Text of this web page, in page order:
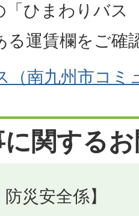
「ひまわりバス
る運賃欄をご確
（南九州市コミ
関する
災安全係】